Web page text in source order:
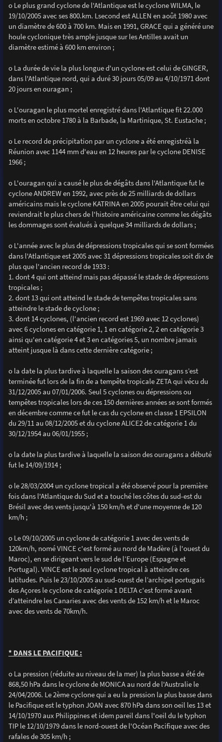
o Le plus grand cyclone de l'Atlantique est le cyclone WILMA, le
19/10/2005 avec ses 800.km. Lsecond est ALLEN en août 1980 avec
un diamètre de 600 à 700 km. Mais en 1991, GRACE qui a généré une
houle cyclonique très ample jusque sur les Antilles avait un
diamètre estimé à 600 km environ ;
o La durée de vie la plus longue d'un cyclone est celui de GINGER,
dans l'Atlantique nord, qui a duré 30 jours 05/09 au 4/10/1971 dont
20 jours en ouragan ;
o L'ouragan le plus mortel enregistré dans l'Atlantique fit 22.000
morts en octobre 1780 à la Barbade, la Martinique, St. Eustache ;
o Le record de précipitation par un cyclone a été enregistréà la
Réunion avec 1144 mm d'eau en 12 heures par le cyclone DENISE
1966 ;
o L'ouragan qui a causé le plus de dégâts dans l'Atlantique fut le
cyclone ANDREW en 1992, avec près de 25 milliards de dollars
américains mais le cyclone KATRINA en 2005 pourait être celui qui
reviendrait le plus chers de l'histoire américaine comme les dégâts
les dommages sont évalués à quelque 34 milliards de dollars ;
o L'année avec le plus de dépressions tropicales qui se sont formées
dans l'Atlantique est 2005 avec 31 dépressions tropicales soit dix de
plus que l'ancien record de 1933 :
1. dont 4 qui ont atteind mais pas dépassé le stade de dépressions
tropicales ;
2. dont 13 qui ont atteind le stade de tempêtes tropicales sans
atteindre le stade de cyclone ;
3. dont 14 cyclones, (l'ancien record est 1969 avec 12 cyclones)
avec 6 cyclones en catégorie 1, 1 en catégorie 2, 2 en catégorie 3
ainsi qu'en catégorie 4 et 3 en catégories 5, un nombre jamais
atteint jusque là dans cette dernière catégorie ;
o la date la plus tardive à laquelle la saison des ouragans s’est
terminée fut lors de la fin de a tempête tropicale ZETA qui vécu du
31/12/2005 au 07/01/2006. Seul 5 cyclones ou dépressions ou
tempêtes tropicales lors de ces 150 dernières années se sont formés
en décembre comme ce fut le cas du cyclone en classe 1 EPSILON
du 29/11 au 08/12/2005 et du cyclone ALICE2 de catégorie 1 du
30/12/1954 au 06/01/1955 ;
o la date la plus tardive à laquelle la saison des ouragans a débuté
fut le 14/09/1914 ;
o le 28/03/2004 un cyclone tropical a été observé pour la première
fois dans l'Atlantique du Sud et a touché les côtes du sud-est du
Brésil avec des vents jusqu'à 150 km/h et d'une moyenne de 120
km/h ;
o Le 09/10/2005 un cyclone de catégorie 1 avec des vents de
120km/h, nomé VINCE c'est formé au nord de Madère (à l'ouest du
Maroc), en se dirigeant vers le sud de l’Europe (Espagne et
Portugal). VINCE est le seul cyclone tropical à atteindre ces
latitudes. Puis le 23/10/2005 au sud-ouest de l’archipel portugais
des Açores le cyclone de catégorie 1 DELTA c'est formé avant
d’atteindre les Canaries avec des vents de 152 km/h et le Maroc
avec des vents de 70km/h.
* DANS LE PACIFIQUE :
o La pression (réduite au niveau de la mer) la plus basse a été de
868,50 hPa dans le cyclone de MONICA au nord de l'Australie le
24/04/2006. Le 2ème cyclone qui a eu la pression la plus basse dans
le Pacifique est le typhon JOAN avec 870 hPa dans son oeil les 13 et
14/10/1970 aux Philippines et idem pareil dans l'oeil du le typhon
TIP le 12/10/1979 dans le nord-ouest de l'Océan Pacifique avec des
rafales de 305 km/h ;